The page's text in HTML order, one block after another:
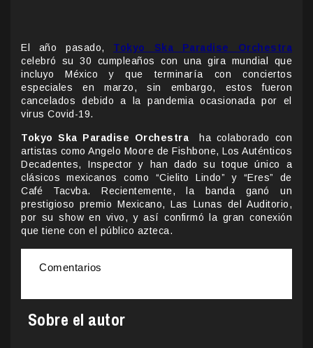
El año pasado, Tokyo Ska Paradise Orchestra
celebró su 30 cumpleaños con una gira mundial que
incluyo México y que terminaría con conciertos
especiales en marzo, sin embargo, estos fueron
cancelados debido a la pandemia ocasionada por el
virus Covid-19.
Tokyo Ska Paradise Orchestra
ha colaborado con
artistas como Angelo Moore de Fishbone, Los Auténticos
Decadentes, Inspector y han dado su toque único a
clásicos mexicanos como “Cielito Lindo” y “Eres” de
Café Tacvba. Recientemente, la banda ganó un
prestigioso premio Mexicano, Las Lunas del Auditorio,
por su show en vivo, y así confirmó la gran conexión
que tiene con el público azteca.
Comentarios
Sobre el autor